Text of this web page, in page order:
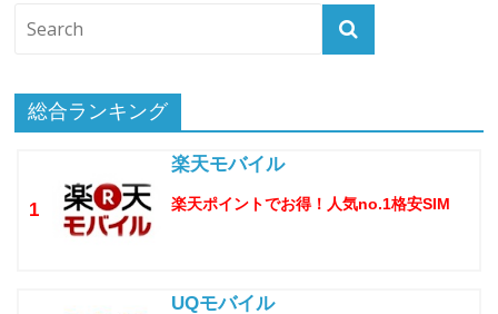
総合ランキング
1
楽天モバイル
楽天ポイントでお得！人気no.1格安SIM
UQモバイル